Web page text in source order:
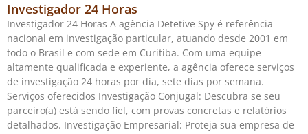
Investigador 24 Horas
Investigador 24 Horas A agência Detetive Spy é referência
nacional em investigação particular, atuando desde 2001 em
todo o Brasil e com sede em Curitiba. Com uma equipe
altamente qualificada e experiente, a agência oferece serviços
de investigação 24 horas por dia, sete dias por semana.
Serviços oferecidos Investigação Conjugal: Descubra se seu
parceiro(a) está sendo fiel, com provas concretas e relatórios
detalhados. Investigação Empresarial: Proteja sua empresa de